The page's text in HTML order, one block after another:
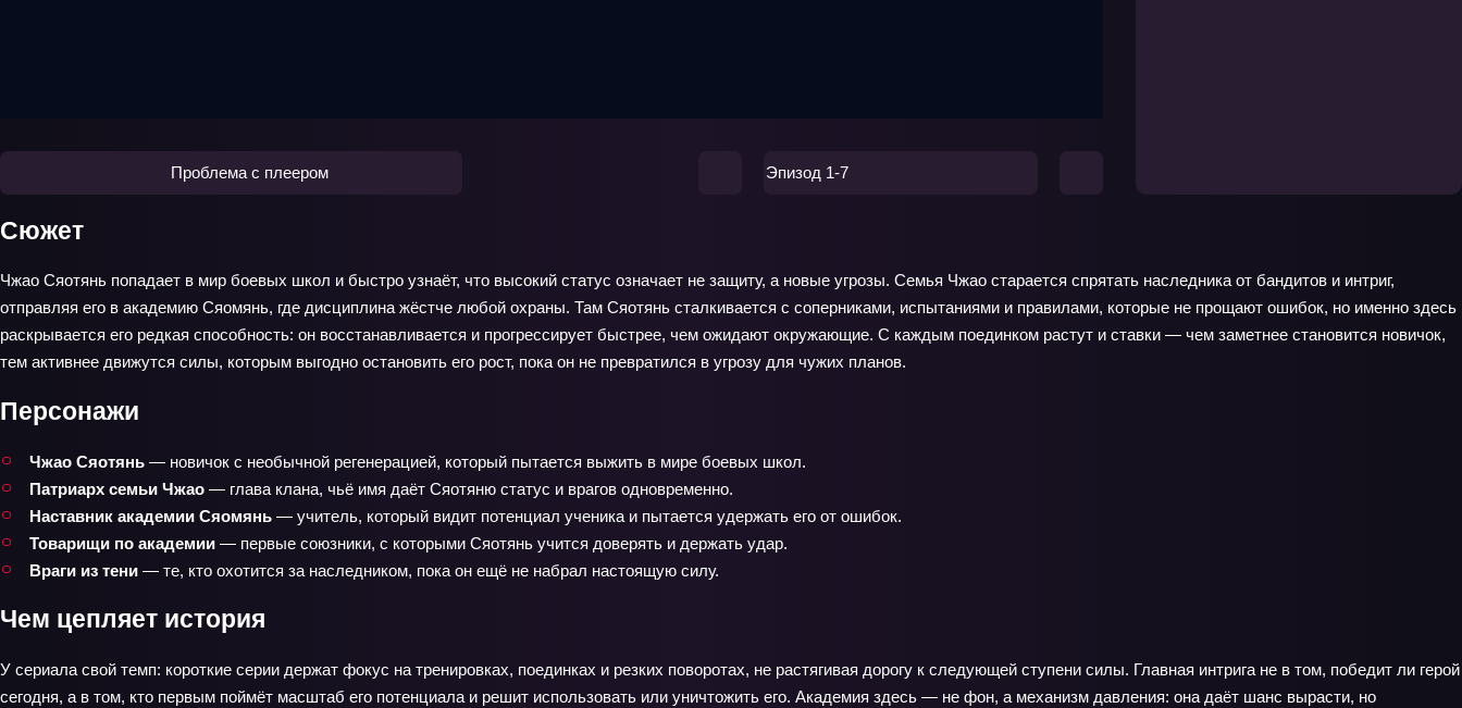
Проблема с плеером Эпизод 1-7
Сюжет
Чжао Сяотянь попадает в мир боевых школ и быстро узнаёт, что высокий статус означает не защиту, а новые угрозы. Семья Чжао старается спрятать наследника от бандитов и интриг,
отправляя его в академию Сяомянь, где дисциплина жёстче любой охраны. Там Сяотянь сталкивается с соперниками, испытаниями и правилами, которые не прощают ошибок, но именно здесь
раскрывается его редкая способность: он восстанавливается и прогрессирует быстрее, чем ожидают окружающие. С каждым поединком растут и ставки — чем заметнее становится новичок,
тем активнее движутся силы, которым выгодно остановить его рост, пока он не превратился в угрозу для чужих планов.
Персонажи
Чжао Сяотянь — новичок с необычной регенерацией, который пытается выжить в мире боевых школ.
Патриарх семьи Чжао — глава клана, чьё имя даёт Сяотяню статус и врагов одновременно.
Наставник академии Сяомянь — учитель, который видит потенциал ученика и пытается удержать его от ошибок.
Товарищи по академии — первые союзники, с которыми Сяотянь учится доверять и держать удар.
Враги из тени — те, кто охотится за наследником, пока он ещё не набрал настоящую силу.
Чем цепляет история
У сериала свой темп: короткие серии держат фокус на тренировках, поединках и резких поворотах, не растягивая дорогу к следующей ступени силы. Главная интрига не в том, победит ли герой
сегодня, а в том, кто первым поймёт масштаб его потенциала и решит использовать или уничтожить его. Академия здесь — не фон, а механизм давления: она даёт шанс вырасти, но